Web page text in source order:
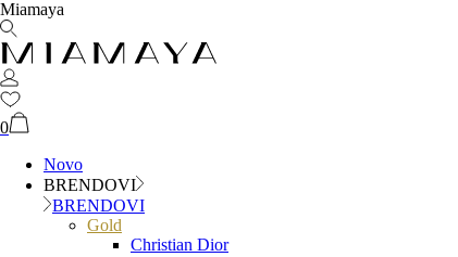
Miamaya
0
Novo
BRENDOVI
BRENDOVI
Gold
Christian Dior